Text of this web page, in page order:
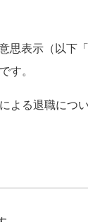
表示（以下
す。
る退職につい